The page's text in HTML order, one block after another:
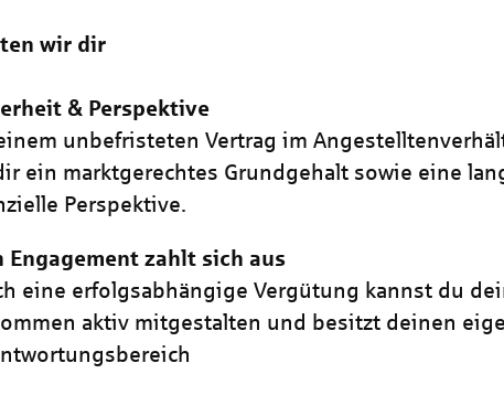
wir dir
& Perspektive
unbefristeten Vertrag im
ein marktgerechtes Grundgehalt sowie eine
Perspektive.
Engagement zahlt sich aus
eine erfolgsabhängige Vergütung kannst du
aktiv mitgestalten und besitzt deinen